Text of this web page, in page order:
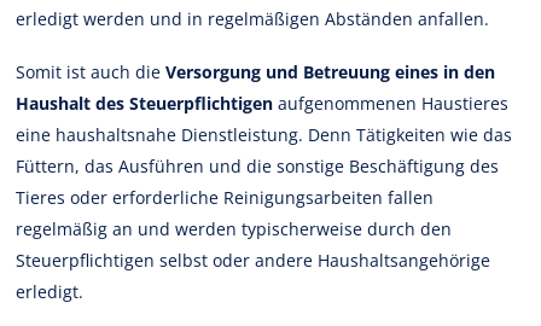
erledigt werden und in regelmäßigen Abständen anfallen.
Somit ist auch die Versorgung und Betreuung eines in den
Haushalt des Steuerpflichtigen aufgenommenen Haustieres
eine haushaltsnahe Dienstleistung. Denn Tätigkeiten wie das
Füttern, das Ausführen und die sonstige Beschäftigung des
Tieres oder erforderliche Reinigungsarbeiten fallen
regelmäßig an und werden typischerweise durch den
Steuerpflichtigen selbst oder andere Haushaltsangehörige
erledigt.